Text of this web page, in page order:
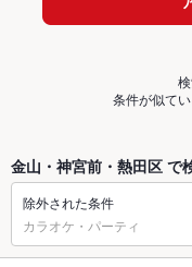
条件が似て
金山・神宮前・熱田区 で
除外された条件
カラオケ・パーティ